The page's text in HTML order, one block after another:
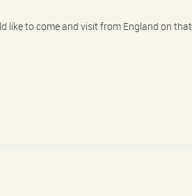
like to come and visit from England on that